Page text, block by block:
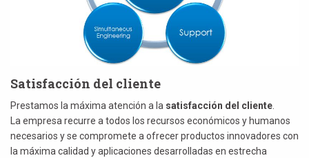
Satisfacción del cliente
Prestamos la máxima atención a la satisfacción del cliente.
La empresa recurre a todos los recursos económicos y humanos
necesarios y se compromete a ofrecer productos innovadores con
la máxima calidad y aplicaciones desarrolladas en estrecha